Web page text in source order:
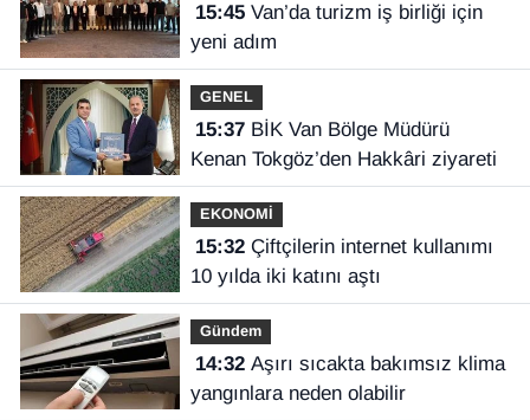
15:45Van’da turizm iş birliği için
yeni adım
GENEL
15:37BİK Van Bölge Müdürü
Kenan Tokgöz’den Hakkâri ziyareti
EKONOMİ
15:32Çiftçilerin internet kullanımı
10 yılda iki katını aştı
Gündem
14:32Aşırı sıcakta bakımsız klima
yangınlara neden olabilir